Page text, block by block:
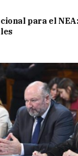
para el